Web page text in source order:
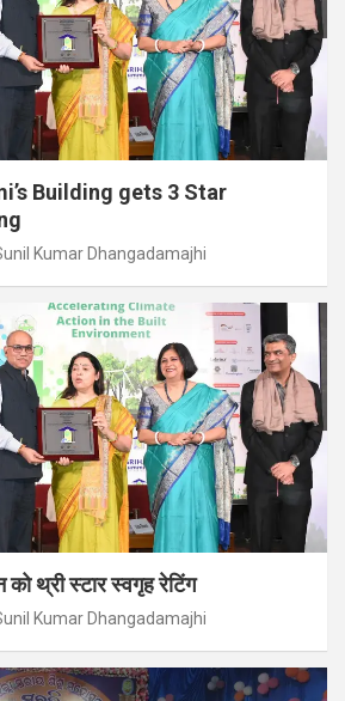
Building gets 3 Star
Kumar Dhangadamajhi
को थ्री स्टार स्वगृह रेटिंग
Kumar Dhangadamajhi